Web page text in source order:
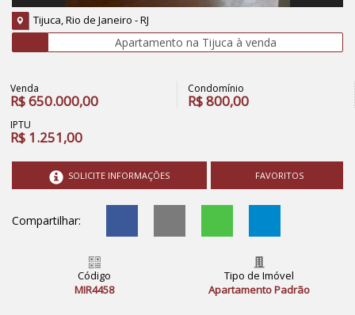
Tijuca, Rio de Janeiro - RJ
Apartamento na Tijuca à venda
Venda
R$650.000,00
Condomínio
R$800,00
IPTU
R$ 1.251,00
SOLICITE INFORMAÇÕES FAVORITOS
Compartilhar:
Código
MIR4458
Tipo de Imóvel
Apartamento Padrão